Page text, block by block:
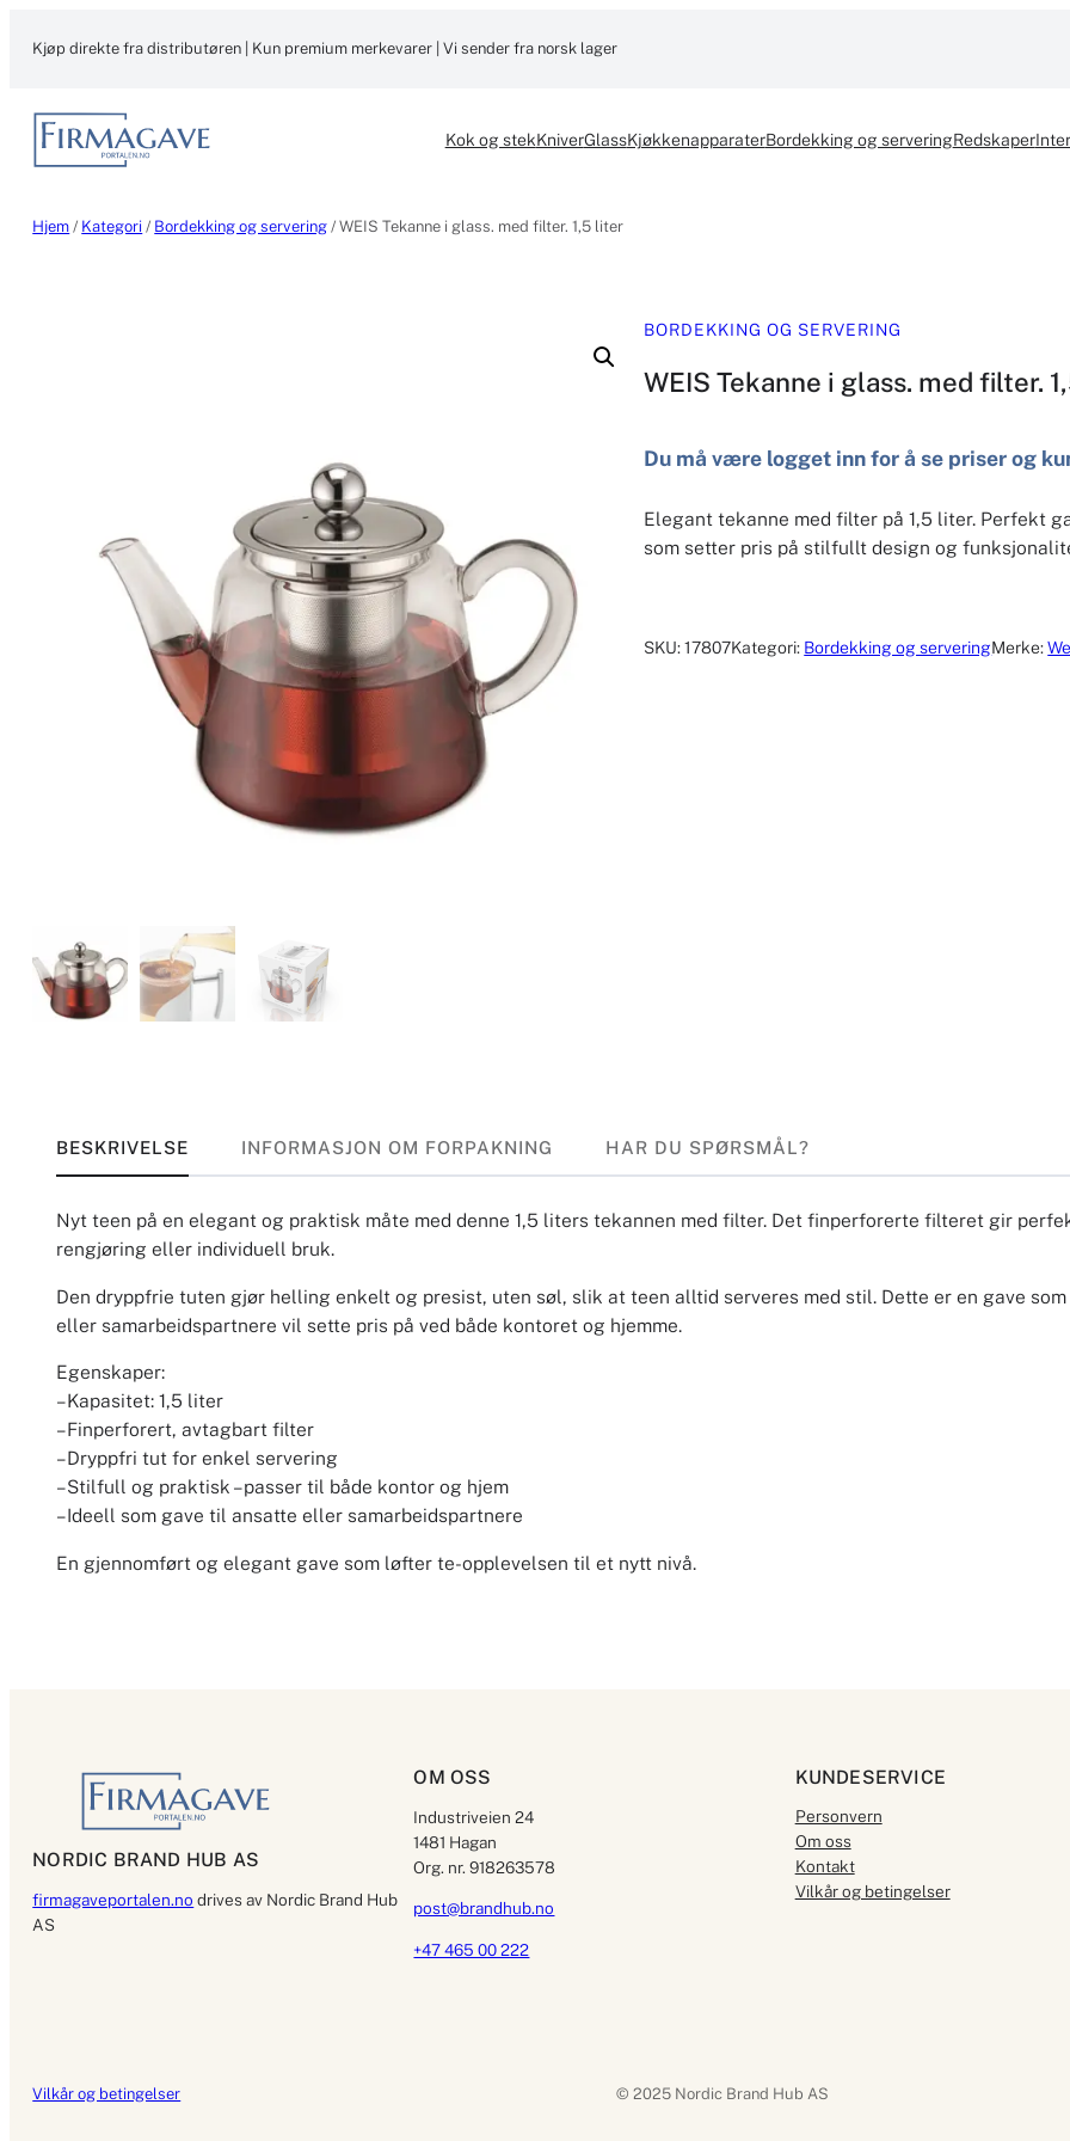
Kjøp direkte fra distributøren | Kun premium merkevarer | Vi sender fra norsk lager
Kok og stekKniverGlassKjøkkenapparaterBordekking og serveringRedskaper
Hjem / Kategori / Bordekking og servering / WEIS Tekanne i glass. med filter. 1,5 liter
BORDEKKING OG SERVERING
WEIS Tekanne i glass. med filter.
Du må være logget inn for å se priser og
Elegant tekanne med filter på 1,5 liter. Perfekt
som setter pris på stilfullt design og
SKU: 17807Kategori: Bordekking og serveringMerke:
BESKRIVELSE INFORMASJON OM FORPAKNING HAR DU SPØRSMÅL?
Nyt teen på en elegant og praktisk måte med denne 1,5 liters tekannen med filter. Det finperforerte filteret gir
rengjøring eller individuell bruk.
Den dryppfrie tuten gjør helling enkelt og presist, uten søl, slik at teen alltid serveres med stil. Dette er en gave
eller samarbeidspartnere vil sette pris på ved både kontoret og hjemme.
Egenskaper:
– Kapasitet: 1,5 liter
– Finperforert, avtagbart filter
– Dryppfri tut for enkel servering
– Stilfull og praktisk – passer til både kontor og hjem
– Ideell som gave til ansatte eller samarbeidspartnere
En gjennomført og elegant gave som løfter te-opplevelsen til et nytt nivå.
NORDIC BRAND HUB AS
firmagaveportalen.no drives av Nordic Brand Hub
AS
OM OSS
Industriveien 24
1481 Hagan
Org. nr. 918263578
post@brandhub.no
+47 465 00 222
KUNDESERVICE
Personvern
Om oss
Kontakt
Vilkår og betingelser
Vilkår og betingelser © 2025 Nordic Brand Hub AS